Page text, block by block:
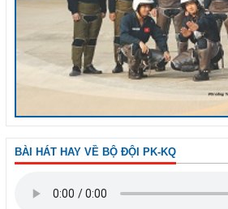
BÀI HÁT HAY VỀ BỘ ĐỘI PK-KQ